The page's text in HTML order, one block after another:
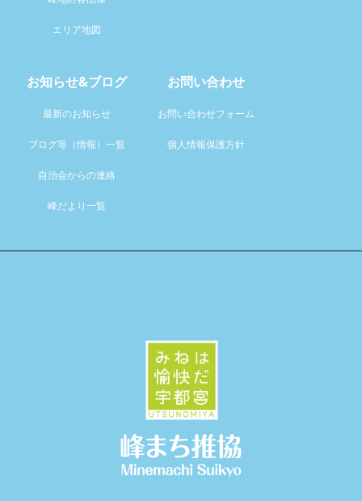
エリア地図
お知らせ&ブログ
最新のお知らせ
ブログ等（情報）一覧
自治会からの連絡
峰だより一覧
お問い合わせ
お問い合わせフォーム
個人情報保護方針